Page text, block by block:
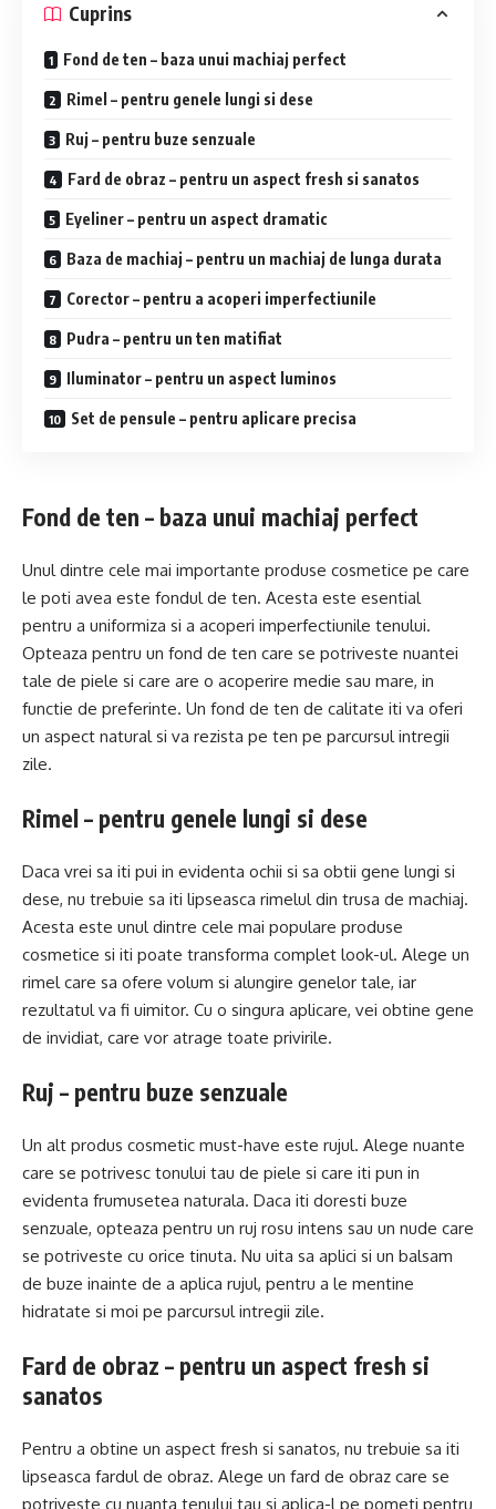
Cuprins
Fond de ten – baza unui machiaj perfect
Rimel – pentru genele lungi si dese
Ruj – pentru buze senzuale
Fard de obraz – pentru un aspect fresh si sanatos
Eyeliner – pentru un aspect dramatic
Baza de machiaj – pentru un machiaj de lunga durata
Corector – pentru a acoperi imperfectiunile
Pudra – pentru un ten matifiat
Iluminator – pentru un aspect luminos
Set de pensule – pentru aplicare precisa
Fond de ten – baza unui machiaj perfect
Unul dintre cele mai importante produse cosmetice pe care
le poti avea este fondul de ten. Acesta este esential
pentru a uniformiza si a acoperi imperfectiunile tenului.
Opteaza pentru un fond de ten care se potriveste nuantei
tale de piele si care are o acoperire medie sau mare, in
functie de preferinte. Un fond de ten de calitate iti va oferi
un aspect natural si va rezista pe ten pe parcursul intregii
zile.
Rimel – pentru genele lungi si dese
Daca vrei sa iti pui in evidenta ochii si sa obtii gene lungi si
dese, nu trebuie sa iti lipseasca rimelul din trusa de machiaj.
Acesta este unul dintre cele mai populare produse
cosmetice si iti poate transforma complet look-ul. Alege un
rimel care sa ofere volum si alungire genelor tale, iar
rezultatul va fi uimitor. Cu o singura aplicare, vei obtine gene
de invidiat, care vor atrage toate privirile.
Ruj – pentru buze senzuale
Un alt produs cosmetic must-have este rujul. Alege nuante
care se potrivesc tonului tau de piele si care iti pun in
evidenta frumusetea naturala. Daca iti doresti buze
senzuale, opteaza pentru un ruj rosu intens sau un nude care
se potriveste cu orice tinuta. Nu uita sa aplici si un balsam
de buze inainte de a aplica rujul, pentru a le mentine
hidratate si moi pe parcursul intregii zile.
Fard de obraz – pentru un aspect fresh si
sanatos
Pentru a obtine un aspect fresh si sanatos, nu trebuie sa iti
lipseasca fardul de obraz. Alege un fard de obraz care se
potriveste cu nuanta tenului tau si aplica-l pe pometi pentru